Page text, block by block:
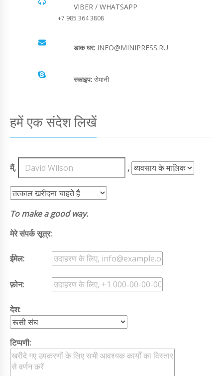
VIBER / WHATSAPP
+7 985 364 3808
डाक घर: INFO@MINIPRESS.RU
स्काइप: रोमानी
हमें एक संदेश लिखें
मैं, , ,
To make a good way.
मेरे संपर्क सूत्र:
ईमेल:
फ़ोन:
देश:
टिप्पणी: